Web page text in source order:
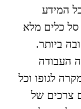
המידע
סל כלים מלא
ביותר.
העבודה
לגופו וכל
צרכים של